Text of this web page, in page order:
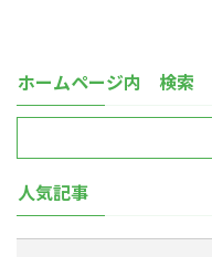
ホームページ内 検索
人気記事